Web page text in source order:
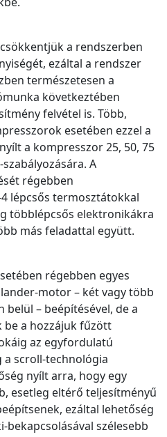
a rendszerben
ezáltal a rendszer
természetesen a
következtében
felvétel is. Több,
esetében ezzel a
a kompresszor 25, 50, 75
A
régebben
lépcsős termosztátokkal
többlépcsős elektronikákra
más feladattal együtt.
régebben egyes
motor – két vagy több
– beépítésével, de a
a hozzájuk fűzött
az egyfordulatú
scroll-technológia
nyílt arra, hogy egy
esetleg eltérő teljesítményű
ezáltal lehetőség
szélesebb